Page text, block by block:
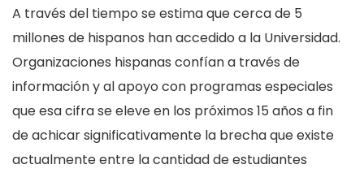
A través del tiempo se estima que cerca de 5
millones de hispanos han accedido a la Universidad.
Organizaciones hispanas confían a través de
información y al apoyo con programas especiales
que esa cifra se eleve en los próximos 15 años a fin
de achicar significativamente la brecha que existe
actualmente entre la cantidad de estudiantes